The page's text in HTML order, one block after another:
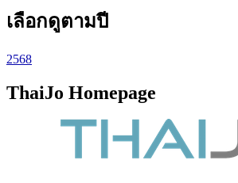
เลือกดูตามปี
2568
ThaiJo Homepage